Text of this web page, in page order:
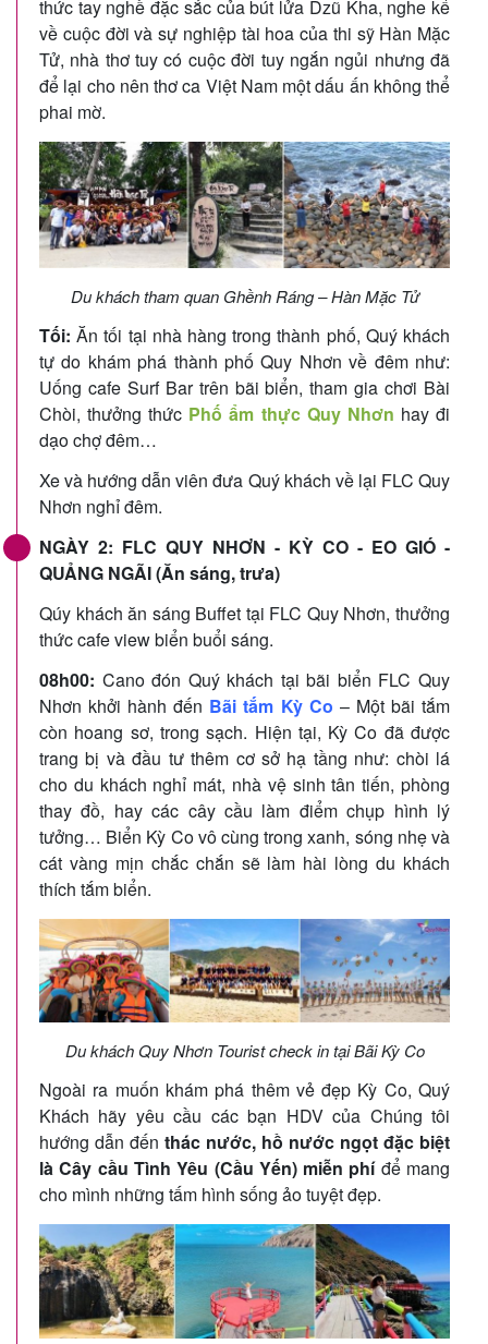
thức tay nghề đặc sắc của bút lửa Dzũ Kha, nghe kể
về cuộc đời và sự nghiệp tài hoa của thi sỹ Hàn Mặc
Tử, nhà thơ tuy có cuộc đời tuy ngắn ngủi nhưng đã
để lại cho nên thơ ca Việt Nam một dấu ấn không thể
phai mờ.
Du khách tham quan Ghềnh Ráng – Hàn Mặc Tử
Tối: Ăn tối tại nhà hàng trong thành phố, Quý khách
tự do khám phá thành phố Quy Nhơn về đêm như:
Uống cafe Surf Bar trên bãi biển, tham gia chơi Bài
Chòi, thưởng thức Phố ẩm thực Quy Nhơn hay đi
dạo chợ đêm…
Xe và hướng dẫn viên đưa Quý khách về lại FLC Quy
Nhơn nghỉ đêm.
NGÀY 2: FLC QUY NHƠN - KỲ CO - EO GIÓ -
QUẢNG NGÃI (Ăn sáng, trưa)
Qúy khách ăn sáng Buffet tại FLC Quy Nhơn, thưởng
thức cafe view biển buổi sáng.
08h00: Cano đón Quý khách tại bãi biển FLC Quy
Nhơn khởi hành đến Bãi tắm Kỳ Co – Một bãi tắm
còn hoang sơ, trong sạch. Hiện tại, Kỳ Co đã được
trang bị và đầu tư thêm cơ sở hạ tầng như: chòi lá
cho du khách nghỉ mát, nhà vệ sinh tân tiến, phòng
thay đồ, hay các cây cầu làm điểm chụp hình lý
tưởng… Biển Kỳ Co vô cùng trong xanh, sóng nhẹ và
cát vàng mịn chắc chắn sẽ làm hài lòng du khách
thích tắm biển.
Du khách Quy Nhơn Tourist check in tại Bãi Kỳ Co
Ngoài ra muốn khám phá thêm vẻ đẹp Kỳ Co, Quý
Khách hãy yêu cầu các bạn HDV của Chúng tôi
hướng dẫn đến thác nước, hồ nước ngọt đặc biệt
là Cây cầu Tình Yêu (Cầu Yến) miễn phíđể mang
cho mình những tấm hình sống ảo tuyệt đẹp.